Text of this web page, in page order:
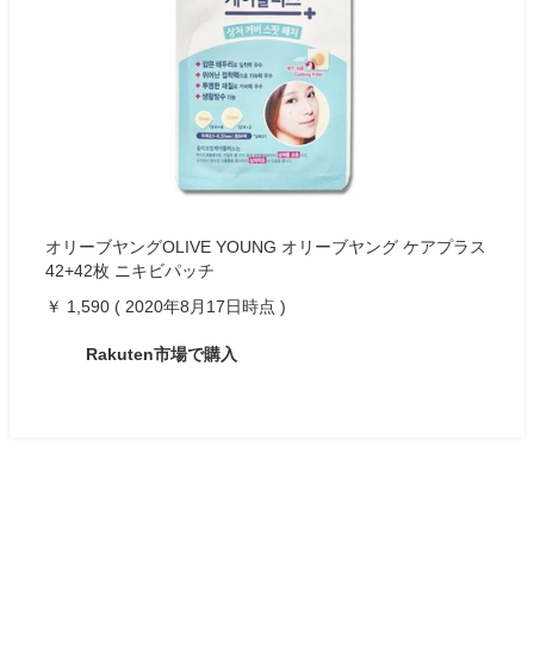
オリーブヤングOLIVE YOUNG オリーブヤング ケアプラス
42+42枚 ニキビパッチ
￥ 1,590 ( 2020年8月17日時点 )
Rakuten市場で購入